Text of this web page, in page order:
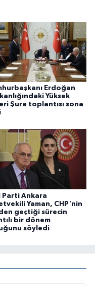
Erdoğan
Yüksek
Şura toplantısı sona
Parti Ankara
Yaman, CHP'nin
geçtiği sürecin
bir dönem
söyledi